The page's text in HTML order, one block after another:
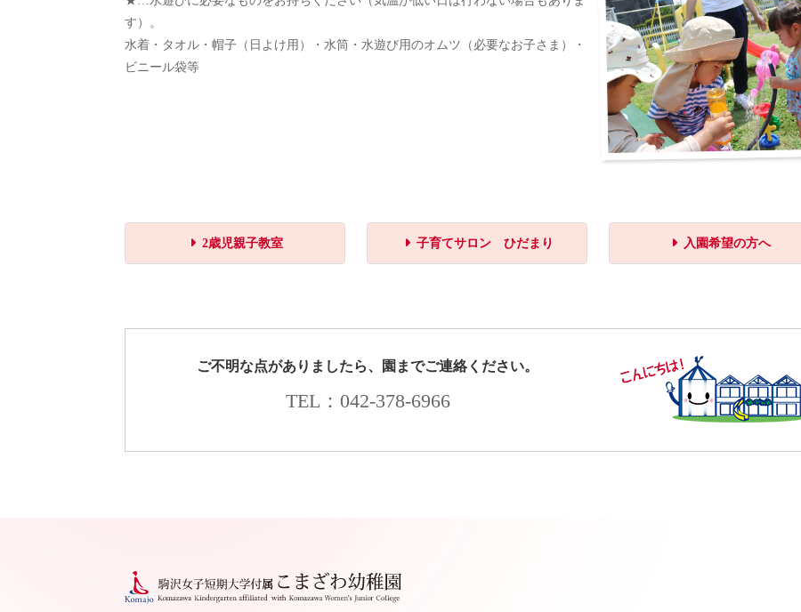
す）。
水着・タオル・帽子（日よけ用）・水筒・水遊び用のオムツ（必要なお子さま）・
ビニール袋等
2歳児親子教室 子育てサロン ひだまり 入園希望の方へ
ご不明な点がありましたら、園までご連絡ください。
TEL：042-378-6966